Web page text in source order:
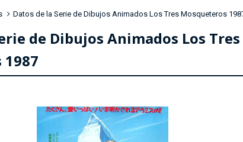
Datos de la Serie de Dibujos Animados Los Tres Mosqueteros
de Dibujos Animados Los Tres